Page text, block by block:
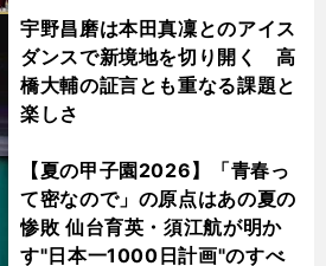
宇野昌磨は本田真凜とのアイス
ダンスで新境地を切り開く 高
橋大輔の証言とも重なる課題と
楽しさ
【夏の甲子園2026】「青春っ
て密なので」の原点はあの夏の
惨敗 仙台育英・須江航が明か
す"日本一1000日計画"のすべ